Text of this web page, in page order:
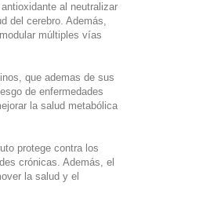
al neutralizar
del cerebro. Además,
múltiples vías
que ademas de sus
de enfermedades
la salud metabólica
protege contra los
crónicas. Además, el
la salud y el